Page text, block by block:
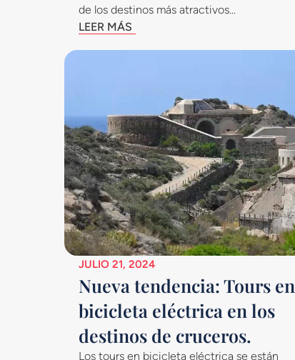
de los destinos más atractivos...
LEER MÁS
JULIO 21, 2024
Nueva tendencia: Tours en
bicicleta eléctrica en los
destinos de cruceros.
Los tours en bicicleta eléctrica se están